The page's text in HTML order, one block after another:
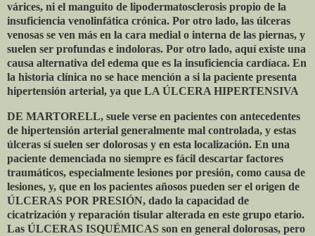
várices, ni el manguito de lipodermatosclerosis propio de la
insuficiencia venolinfática crónica. Por otro lado, las úlceras
venosas se ven más en la cara medial o interna de las piernas, y
suelen ser profundas e indoloras. Por otro lado, aquí existe una
causa alternativa del edema que es la insuficiencia cardíaca. En
la historia clínica no se hace mención a si la paciente presenta
hipertensión arterial, ya que LA ÚLCERA HIPERTENSIVA
DE MARTORELL, suele verse en pacientes con antecedentes
de hipertensión arterial generalmente mal controlada, y estas
úlceras sí suelen ser dolorosas y en esta localización. En una
paciente demenciada no siempre es fácil descartar factores
traumáticos, especialmente lesiones por presión, como causa de
lesiones, y, que en los pacientes añosos pueden ser el origen de
ÚLCERAS POR PRESIÓN, dado la capacidad de
cicatrización y reparación tisular alterada en este grupo etario.
Las ÚLCERAS ISQUÉMICAS son en general dolorosas, pero